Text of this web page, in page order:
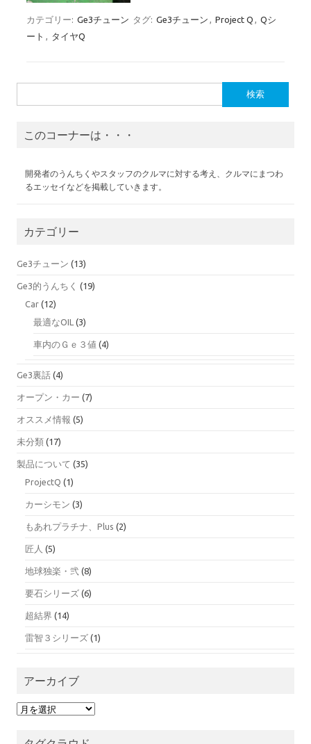
カテゴリー: Ge3チューン タグ: Ge3チューン , Project Q , Qシ
ート , タイヤQ
索:
このコーナーは・・・
開発者のうんちくやスタッフのクルマに対する考え、クルマにまつわ
るエッセイなどを掲載していきます。
カテゴリー
Ge3チューン (13)
Ge3的うんちく (19)
Car (12)
最適なOIL (3)
車内のＧｅ３値 (4)
Ge3裏話 (4)
オープン・カー (7)
オススメ情報 (5)
未分類 (17)
製品について (35)
ProjectQ (1)
カーシモン (3)
もあれプラチナ、Plus (2)
匠人 (5)
地球独楽・弐 (8)
要石シリーズ (6)
超結界 (14)
雷智３シリーズ (1)
アーカイブ
ア